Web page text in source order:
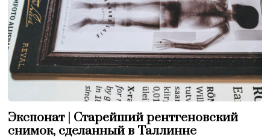
Экспонат | Старейший рентгеновский
снимок, сделанный в Таллинне